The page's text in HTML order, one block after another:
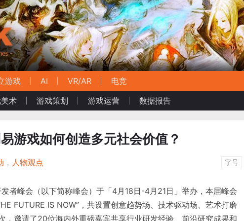
游戏 AI VR/AR
电竞
术 游戏策划 游戏运营 数据报告
游戏如何创造多元社会价值？
， 人物观点 字号
者峰会（以下简称峰会）于「4月18日-4月21日」举办，本届峰会
FUTURE IS NOW”，共设置创意趋势场、技术驱动场、艺术打磨
，邀请了20位海内外重磅嘉宾共享行业研发经验、前沿研究成果和